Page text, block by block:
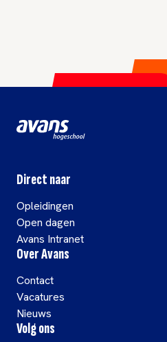
Direct naar
Opleidingen
Open dagen
Avans Intranet
Over Avans
Contact
Vacatures
Nieuws
Volg ons